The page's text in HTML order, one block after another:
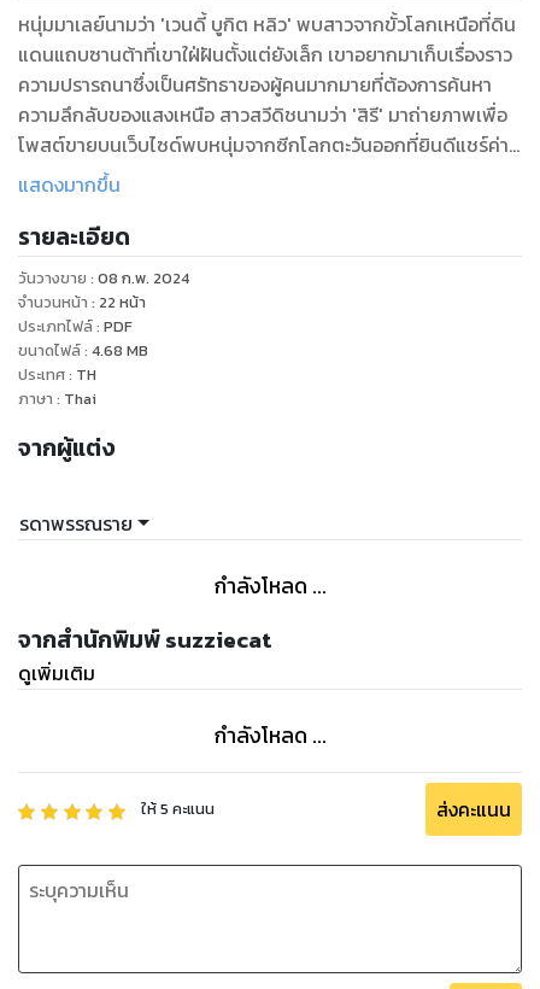
หนุ่มมาเลย์นามว่า 'เวนดี้ บูกิต หลิว' พบสาวจากขั้วโลกเหนือที่ดิน
แดนแถบซานต้าที่เขาใฝ่ฝันตั้งแต่ยังเล็ก เขาอยากมาเก็บเรื่องราว
ความปรารถนาซึ่งเป็นศรัทธาของผู้คนมากมายที่ต้องการค้นหา
ความลึกลับของแสงเหนือ สาวสวีดิชนามว่า 'สิรี' มาถ่ายภาพเพื่อ
โพสต์ขายบนเว็บไซด์พบหนุ่มจากซีกโลกตะวันออกที่ยินดีแชร์ค่า
ใช้จ่าย เขาทั้งสองได้สานความผูกพันไว้แค่ระดับเพื่อนร่วมเดินทาง
ดินแดนที่เคยมาตระเวณเที่ยวกัน
เหตุการณ์จะลงเอยอย่างไร ความน่ารักของคนทั้งสองที่ทั้งคู่เคย
แอบชอบๆ กัน ได้หวนคืนกลับมาสานต่อกันได้ลงตัวอย่างไร
ติดตามนะคะ นิยายเรื่องสั้นนี้นำเสนอเกร็ดเล็กๆ น้อยๆ ของดิน
ไปตามสถานที่สุดแสนโรแมนติกแห่งนี้
แสดงมากขึ้น
รายละเอียด
วันวางขาย : 08 ก.พ. 2024
จำนวนหน้า : 22 หน้า
ประเภทไฟล์: PDF
ขนาดไฟล์: 4.68 MB
ประเทศ: TH
ภาษา : Thai
จากผู้แต่ง
รดาพรรณราย
กำลังโหลด ...
จากสำนักพิมพ์ suzziecat
ดูเพิ่มเติม
กำลังโหลด ...
ให้5 คะแนน ส่งคะแนน